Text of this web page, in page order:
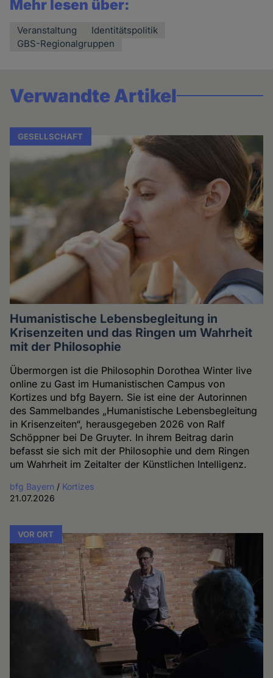
Mehr lesen über:
Veranstaltung
Identitätspolitik
GBS-Regionalgruppen
Verwandte Artikel
GESELLSCHAFT
Humanistische Lebensbegleitung in
Krisenzeiten und das Ringen um Wahrheit
mit der Philosophie
Übermorgen ist die Philosophin Dorothea Winter live
online zu Gast im Humanistischen Campus von
Kortizes und bfg Bayern. Sie ist eine der Autorinnen
des Sammelbandes „Humanistische Lebensbegleitung
in Krisenzeiten“, herausgegeben 2026 von Ralf
Schöppner bei De Gruyter. In ihrem Beitrag darin
befasst sie sich mit der Philosophie und dem Ringen
um Wahrheit im Zeitalter der Künstlichen Intelligenz.
bfg Bayern / Kortizes
21.07.2026
VOR ORT